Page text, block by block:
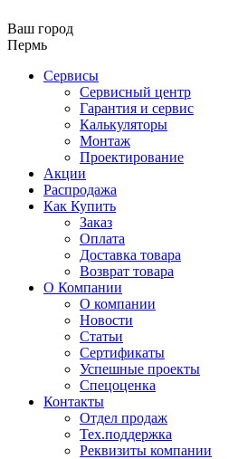
Ваш город
Пермь
Сервисы
Сервисный центр
Гарантия и сервис
Калькуляторы
Монтаж
Проектирование
Акции
Распродажа
Как Купить
Заказ
Оплата
Доставка товара
Возврат товара
О Компании
О компании
Новости
Статьи
Сертификаты
Успешные проекты
Спецоценка
Контакты
Отдел продаж
Тех.поддержка
Реквизиты компании